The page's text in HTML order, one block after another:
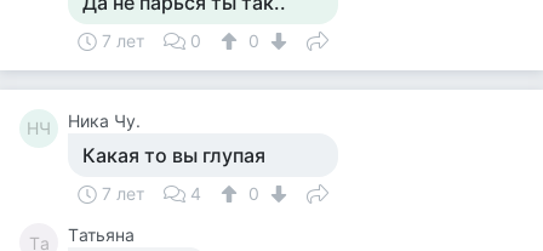
7 лет 0 0
НЧ Ника Чу.
Какая то вы глупая
7 лет 4 0
Tа Tатьяна